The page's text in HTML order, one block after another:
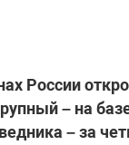
России
– на
– за